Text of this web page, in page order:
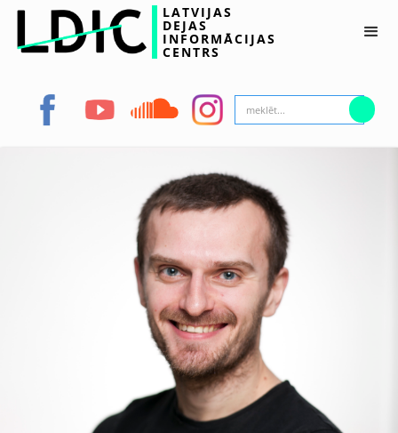
LATVIJAS
DEJAS
INFORMĀCIJAS
CENTRS